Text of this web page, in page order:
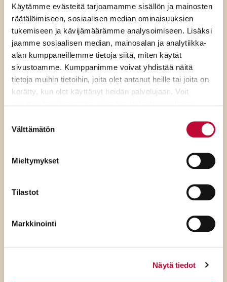
Käytämme evästeitä tarjoamamme sisällön ja mainosten
räätälöimiseen, sosiaalisen median ominaisuuksien
tukemiseen ja kävijämäärämme analysoimiseen. Lisäksi
jaamme sosiaalisen median, mainosalan ja analytiikka-
alan kumppaneillemme tietoja siitä, miten käytät
sivustoamme. Kumppanimme voivat yhdistää näitä
tietoja muihin tietoihin, joita olet antanut heille tai joita on
kerätty, kun olet käyttänyt heidän palvelujaan. Voit
valinta
Välttämätön
Mieltymykset
Tilastot
Markkinointi
Näytä tiedot
ratkaisevat oikea tieto,
avoimuus ja selkeät ohjeet